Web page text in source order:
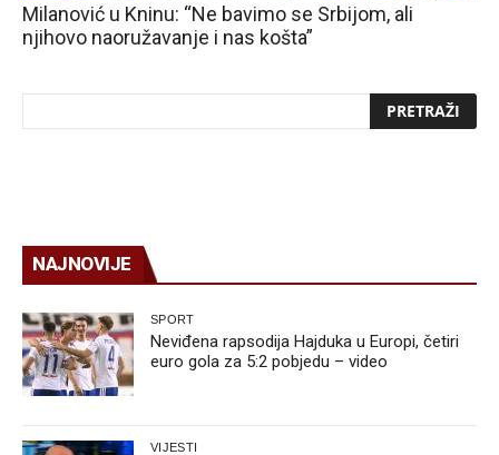
Milanović u Kninu: “Ne bavimo se Srbijom, ali
njihovo naoružavanje i nas košta”
NAJNOVIJE
SPORT
Neviđena rapsodija Hajduka u Europi, četiri
euro gola za 5:2 pobjedu – video
VIJESTI